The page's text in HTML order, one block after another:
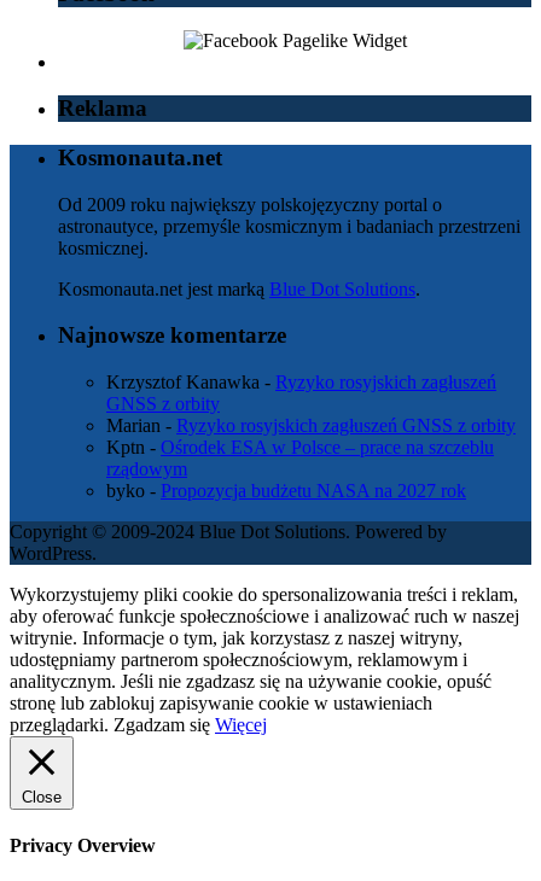
Reklama
Kosmonauta.net
Od 2009 roku największy polskojęzyczny portal o
astronautyce, przemyśle kosmicznym i badaniach przestrzeni
kosmicznej.
Kosmonauta.net jest marką Blue Dot Solutions.
Najnowsze komentarze
Krzysztof Kanawka - Ryzyko rosyjskich zagłuszeń
GNSS z orbity
Marian - Ryzyko rosyjskich zagłuszeń GNSS z orbity
Kptn - Ośrodek ESA w Polsce – prace na szczeblu
rządowym
byko - Propozycja budżetu NASA na 2027 rok
Copyright © 2009-2024 Blue Dot Solutions. Powered by
WordPress.
Wykorzystujemy pliki cookie do spersonalizowania treści i reklam,
aby oferować funkcje społecznościowe i analizować ruch w naszej
witrynie. Informacje o tym, jak korzystasz z naszej witryny,
udostępniamy partnerom społecznościowym, reklamowym i
analitycznym. Jeśli nie zgadzasz się na używanie cookie, opuść
stronę lub zablokuj zapisywanie cookie w ustawieniach
przeglądarki. Zgadzam się Więcej
Close
Privacy Overview